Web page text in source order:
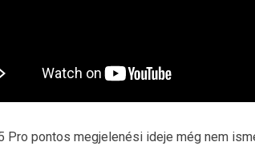
Pro pontos megjelenési ideje még nem